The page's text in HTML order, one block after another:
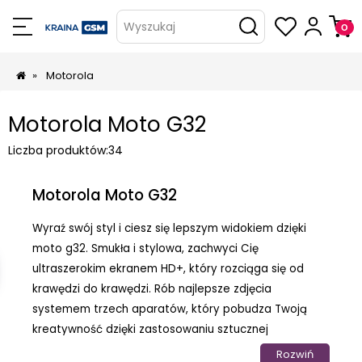
Wyszukaj
» Motorola
Motorola Moto G32
Liczba produktów:34
Motorola Moto G32
Wyraź swój styl i ciesz się lepszym widokiem dzięki
moto g32. Smukła i stylowa, zachwyci Cię
ultraszerokim ekranem HD+, który rozciąga się od
krawędzi do krawędzi. Rób najlepsze zdjęcia
systemem trzech aparatów, który pobudza Twoją
kreatywność dzięki zastosowaniu sztucznej
inteligencji. Potężny procesor zapewnia płynne iRozwiń